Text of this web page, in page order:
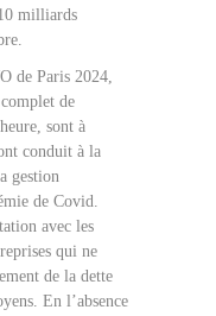
milliards
de Paris 2024,
de
sont à
conduit à la
gestion
de Covid.
avec les
qui ne
de la dette
En l’absence